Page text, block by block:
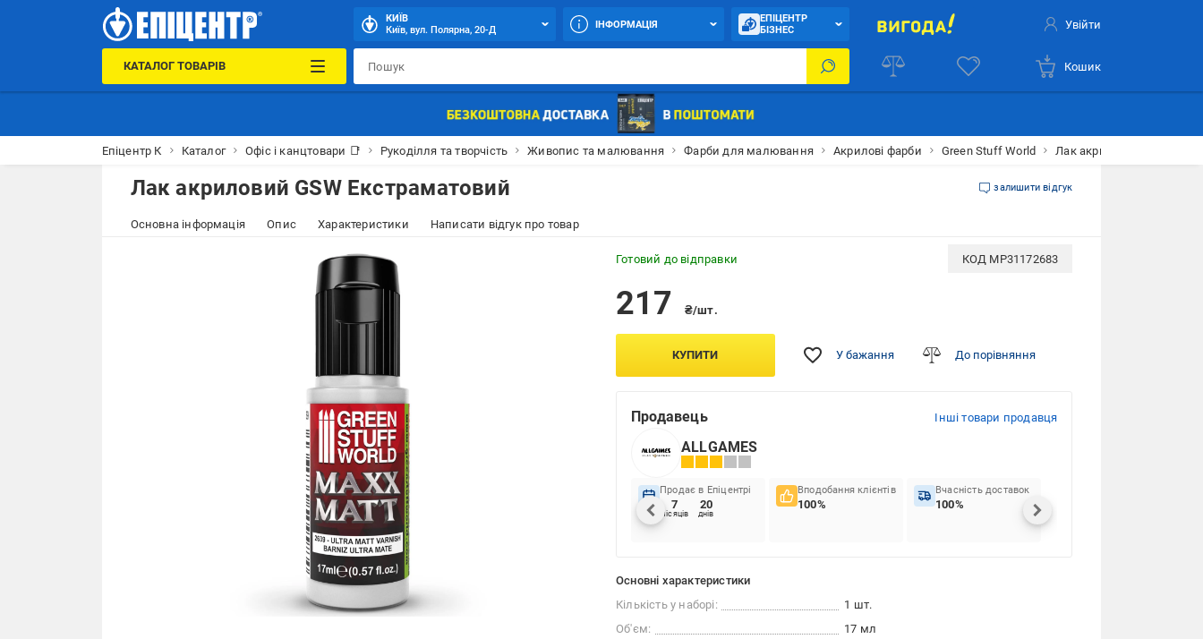
КИЇВ
Київ, вул. Полярна, 20-Д
ІНФОРМАЦІЯ
ЕПІЦЕНТР
БІЗНЕС
Увійти
КАТАЛОГ ТОВАРІВ Кошик
Епіцентр К Каталог Офіс і канцтовари 📑 Рукоділля та творчість Живопис та малювання Фарби для малювання Акрилові фарби Green Stuff World Лак акриловий GSW
Лак акриловий GSW Екстраматовий залишити відгук
Основна інформація Опис Характеристики Написати відгук про товар
Готовий до відправки КОД MP31172683
217 ₴/шт.
КУПИТИ У бажання До порівняння
Продавець Інші товари продавця
ALLGAMES
Продає в Епіцентрі
7
місяців
20
днів
Вподобання клієнтів
100%
Вчасність доставок
100%
Основні характеристики
Кількість у наборі:
1 шт.
Об'єм:
17 мл